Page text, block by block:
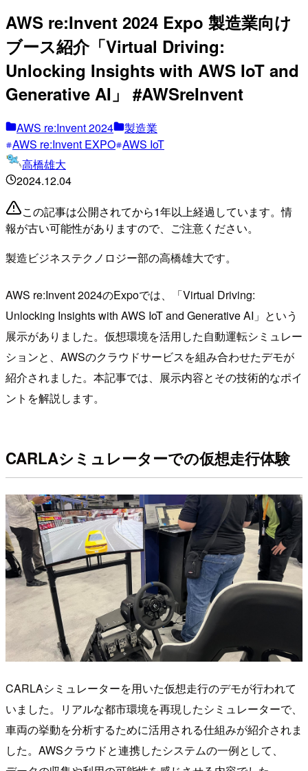
AWS re:Invent 2024 Expo 製造業向け
ブース紹介「Virtual Driving:
Unlocking Insights with AWS IoT and
Generative AI」 #AWSreInvent
AWS re:Invent 2024
製造業
AWS re:Invent EXPO AWS IoT
高橋雄大
2024.12.04
この記事は公開されてから1年以上経過しています。情
報が古い可能性がありますので、ご注意ください。
製造ビジネステクノロジー部の高橋雄大です。
AWS re:Invent 2024のExpoでは、「Virtual Driving:
Unlocking Insights with AWS IoT and Generative AI」という
展示がありました。仮想環境を活用した自動運転シミュレー
ションと、AWSのクラウドサービスを組み合わせたデモが
紹介されました。本記事では、展示内容とその技術的なポイ
ントを解説します。
CARLAシミュレーターでの仮想走行体験
CARLAシミュレーターを用いた仮想走行のデモが行われて
いました。リアルな都市環境を再現したシミュレーターで、
車両の挙動を分析するために活用される仕組みが紹介されま
した。AWSクラウドと連携したシステムの一例として、